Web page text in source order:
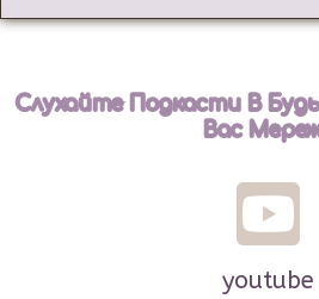
Слухайте Подкасти В
Вас
youtube